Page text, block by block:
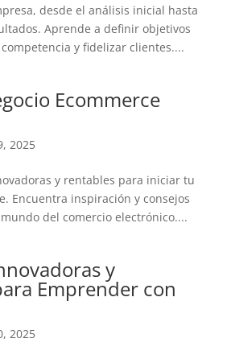
desde el análisis inicial hasta
Aprende a definir objetivos
y fidelizar clientes....
Ecommerce
2025
y rentables para iniciar tu
Encuentra inspiración y consejos
del comercio electrónico....
y
Emprender con
2025